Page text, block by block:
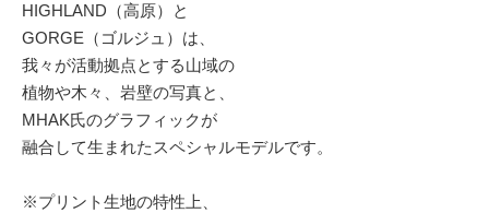
HIGHLAND（高原）と
GORGE（ゴルジュ）は、
我々が活動拠点とする山域の
植物や木々、岩壁の写真と、
MHAK氏のグラフィックが
融合して生まれたスペシャルモデルです。
※プリント生地の特性上、